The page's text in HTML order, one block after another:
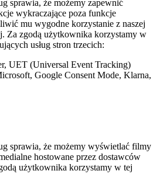
sprawia, że możemy zapewnić
wykraczające poza funkcje
mu wygodne korzystanie z naszej
Za zgodą użytkownika korzystamy w
usług stron trzecich:
UET (Universal Event Tracking)
Google Consent Mode, Klarna,
sprawia, że możemy wyświetlać filmy
hostowane przez dostawców
użytkownika korzystamy w tej